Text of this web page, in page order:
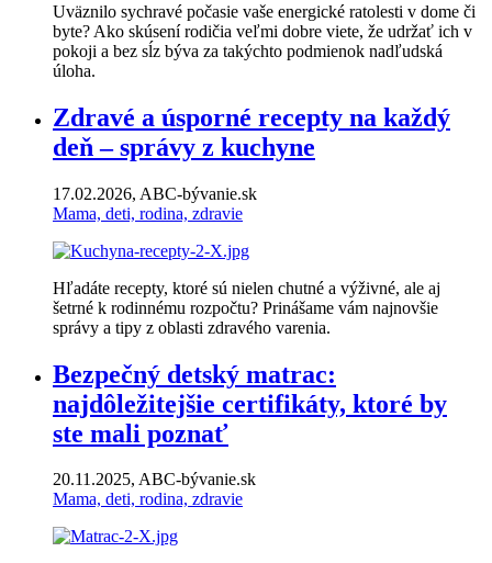
Uväznilo sychravé počasie vaše energické ratolesti v dome či
byte? Ako skúsení rodičia veľmi dobre viete, že udržať ich v
pokoji a bez sĺz býva za takýchto podmienok nadľudská
úloha.
Zdravé a úsporné recepty na každý
deň – správy z kuchyne
17.02.2026, ABC-bývanie.sk
Mama, deti, rodina, zdravie
Hľadáte recepty, ktoré sú nielen chutné a výživné, ale aj
šetrné k rodinnému rozpočtu? Prinášame vám najnovšie
správy a tipy z oblasti zdravého varenia.
Bezpečný detský matrac:
najdôležitejšie certifikáty, ktoré by
ste mali poznať
20.11.2025, ABC-bývanie.sk
Mama, deti, rodina, zdravie